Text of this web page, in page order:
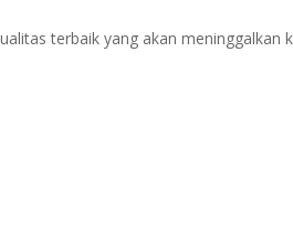
terbaik yang akan meninggalkan